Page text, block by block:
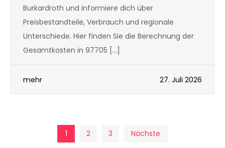
Burkardroth und informiere dich über
Preisbestandteile, Verbrauch und regionale
Unterschiede. Hier finden Sie die Berechnung der
Gesamtkosten in 97705 […]
mehr 27. Juli 2026
1 2 3 Nächste